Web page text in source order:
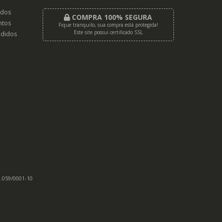
COMPRA 100% SEGURA
Fique tranquilo, sua compra está protegida!
Este site possui certificado SSL
0001-10